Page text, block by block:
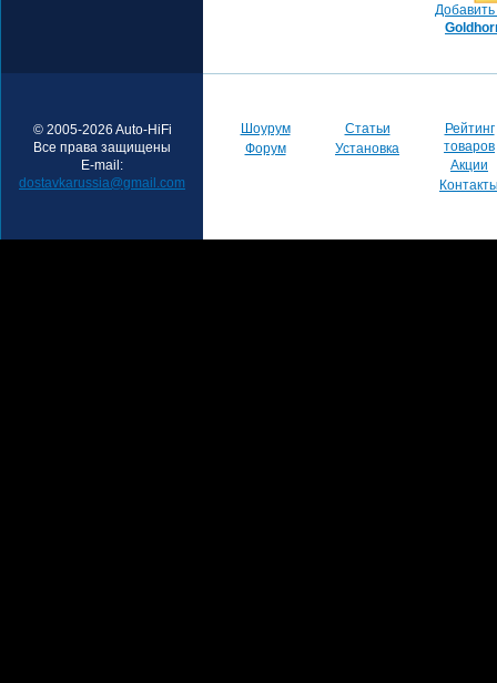
© 2005-2026 Auto-HiFi
Все права защищены
E-mail:
dostavkarussia@gmail.com
Шоурум
Форум
Статьи
Установка
Рейтинг
товаров
Акции